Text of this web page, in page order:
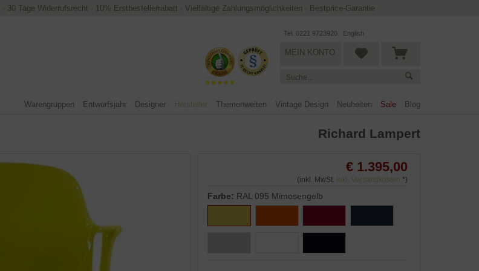
· 30 Tage Widerrufsrecht · 10% Erstbestellerrabatt · Vielfältige Zahlungsmöglichkeiten · Bestprice-Garantie
Tel. 0221 9723920 English
MEIN KONTO
Warengruppen Entwurfsjahr Designer Hersteller Themenwelten Vintage Design Neuheiten Sale Blog
Richard Lampert
€ 1.395,00
(inkl. MwSt. inkl. Versandkosten *)
Farbe: RAL 095 Mimosengelb